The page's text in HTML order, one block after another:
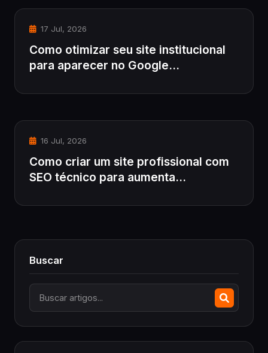
17 Jul, 2026
Como otimizar seu site institucional
para aparecer no Google...
16 Jul, 2026
Como criar um site profissional com
SEO técnico para aumenta...
Buscar